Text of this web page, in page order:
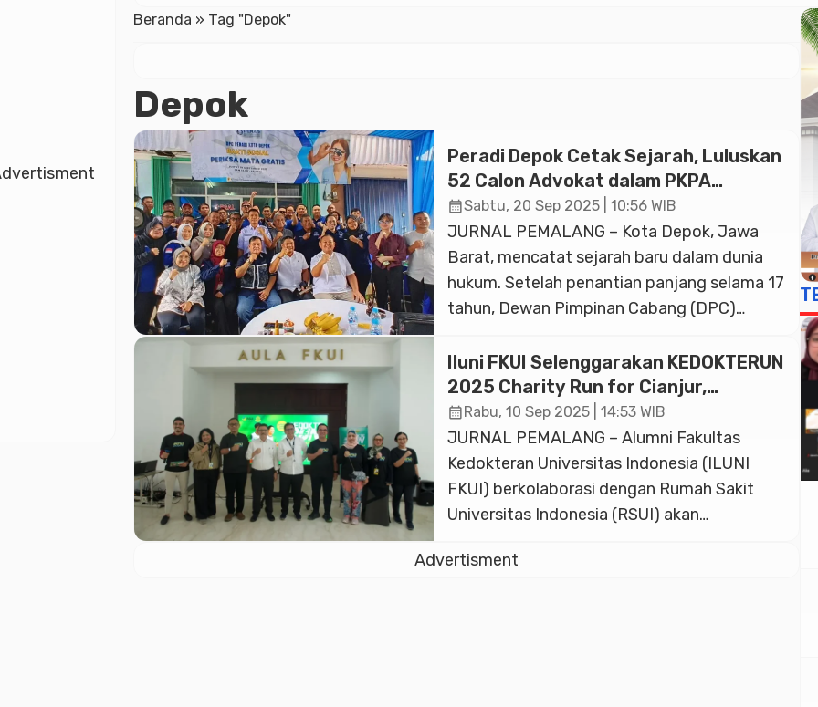
Beranda » Tag "Depok"
Depok
Peradi Depok Cetak Sejarah, Luluskan
52 Calon Advokat dalam PKPA
Perdana
calendar_monthSabtu, 20 Sep 2025 | 10:56 WIB
JURNAL PEMALANG – Kota Depok, Jawa
Barat, mencatat sejarah baru dalam dunia
hukum. Setelah penantian panjang selama 17
tahun, Dewan Pimpinan Cabang (DPC)
Depok akhirnya berhasil menyelenggarakan
Pendidikan Khusus Profesi Advokat (PKPA)
perdana dan meluluskan 52 calon advokat.
Acara penutupan PKPA angkatan pertama
ini berlangsung meriah di Kantor Peradi DPC
Kota […]
Iluni FKUI Selenggarakan KEDOKTERUN
2025 Charity Run for Cianjur,
Langkah Nyata Pulihkan Harapan
melalui Semangat Kesehatan dan
Solidaritas
calendar_monthRabu, 10 Sep 2025 | 14:53 WIB
JURNAL PEMALANG – Alumni Fakultas
Kedokteran Universitas Indonesia (ILUNI
FKUI) berkolaborasi dengan Rumah Sakit
Universitas Indonesia (RSUI) akan
sebuah acara lari amal bertajuk “Run With
Advertisment